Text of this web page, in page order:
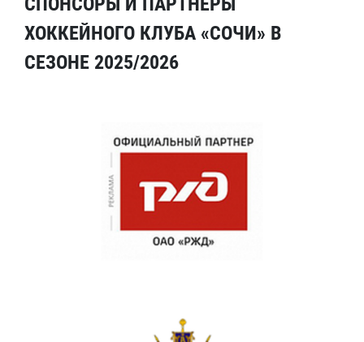
ХОККЕЙНОГО КЛУБА «СОЧИ» В
СЕЗОНЕ 2025/2026